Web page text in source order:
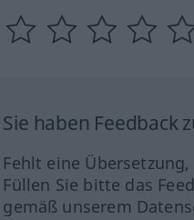
Sie haben Feedback
Fehlt eine
Füllen Sie bitte das
gemäß unserem